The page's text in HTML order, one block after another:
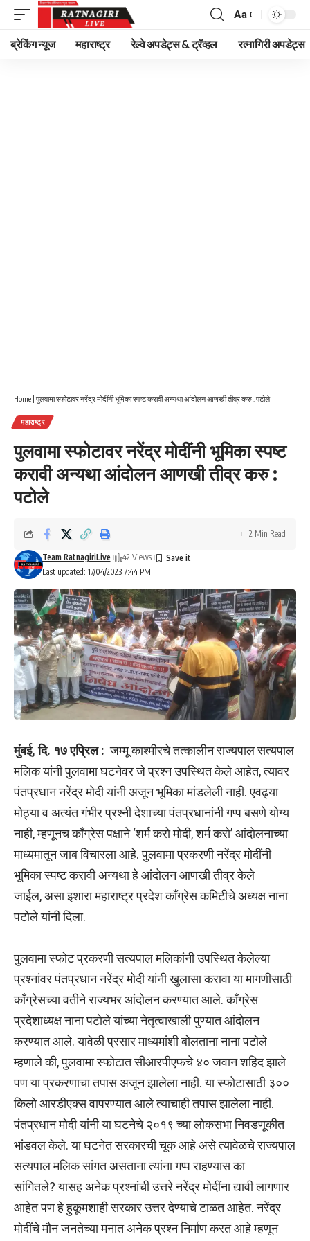
Font
Resizer
Aa
ब्रेकिंग न्यूज महाराष्ट्र रेल्वे अपडेट्स & ट्रॅव्हल रत्नागिरी अपडेट्स
Home | पुलवामा स्फोटावर नरेंद्र मोदींनी भूमिका स्पष्ट करावी अन्यथा आंदोलन आणखी तीव्र करु : पटोले
महाराष्ट्र
पुलवामा स्फोटावर नरेंद्र मोदींनी भूमिका स्पष्ट
करावी अन्यथा आंदोलन आणखी तीव्र करु :
पटोले
Last updated: 17/04/2023 7:44 PM
Team RatnagiriLive 42 Views
2 Min Read
मुंबई,दि. १७ एप्रिल :जम्मू काश्मीरचे तत्कालीन राज्यपाल सत्यपाल
मलिक यांनी पुलवामा घटनेवर जे प्रश्न उपस्थित केले आहेत,त्यावर
पंतप्रधान नरेंद्र मोदी यांनी अजून भूमिका मांडलेली नाही. एवढ्या
मोठ्या व अत्यंत गंभीर प्रश्नी देशाच्या पंतप्रधानांनी गप्प बसणे योग्य
नाही,म्हणूनच काँग्रेस पक्षाने ‘शर्म करो मोदी,शर्म करो’ आंदोलनाच्या
माध्यमातून जाब विचारला आहे. पुलवामा प्रकरणी नरेंद्र मोदींनी
भूमिका स्पष्ट करावी अन्यथा हे आंदोलन आणखी तीव्र केले
जाईल,असा इशारा महाराष्ट्र प्रदेश काँग्रेस कमिटीचे अध्यक्ष नाना
पटोले यांनी दिला.
पुलवामा स्फोट प्रकरणी सत्यपाल मलिकांनी उपस्थित केलेल्या
प्रश्नांवर पंतप्रधान नरेंद्र मोदी यांनी खुलासा करावा या मागणीसाठी
काँग्रेसच्या वतीने राज्यभर आंदोलन करण्यात आले. काँग्रेस
प्रदेशाध्यक्ष नाना पटोले यांच्या नेतृत्वाखाली पुण्यात आंदोलन
करण्यात आले. यावेळी प्रसार माध्यमांशी बोलताना नाना पटोले
म्हणाले की,पुलवामा स्फोटात सीआरपीएफचे ४० जवान शहिद झाले
पण या प्रकरणाचा तपास अजून झालेला नाही. या स्फोटासाठी ३००
किलो आरडीएक्स वापरण्यात आले त्याचाही तपास झालेला नाही.
पंतप्रधान मोदी यांनी या घटनेचे २०१९ च्या लोकसभा निवडणूकीत
भांडवल केले. या घटनेत सरकारची चूक आहे असे त्यावेळचे राज्यपाल
सत्यपाल मलिक सांगत असताना त्यांना गप्प राहण्यास का
सांगितले?यासह अनेक प्रश्नांची उत्तरे नरेंद्र मोदींना द्यावी लागणार
आहेत पण हे हुकूमशाही सरकार उत्तर देण्याचे टाळत आहेत. नरेंद्र
मोदींचे मौन जनतेच्या मनात अनेक प्रश्न निर्माण करत आहे म्हणून